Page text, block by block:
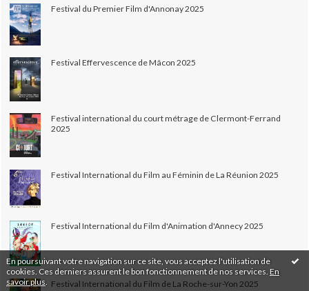
En poursuivant votre navigation sur ce site, vous acceptez l'utilisation de
cookies. Ces derniers assurent le bon fonctionnement de nos services. En
savoir plus
Festival du Premier Film d'Annonay 2025
Festival Effervescence de Mâcon 2025
Festival international du court métrage de Clermont-Ferrand
2025
Festival International du Film au Féminin de La Réunion 2025
Festival International du Film d'Animation d'Annecy 2025
Festival International du Film de La Roche-sur-Yon 2025